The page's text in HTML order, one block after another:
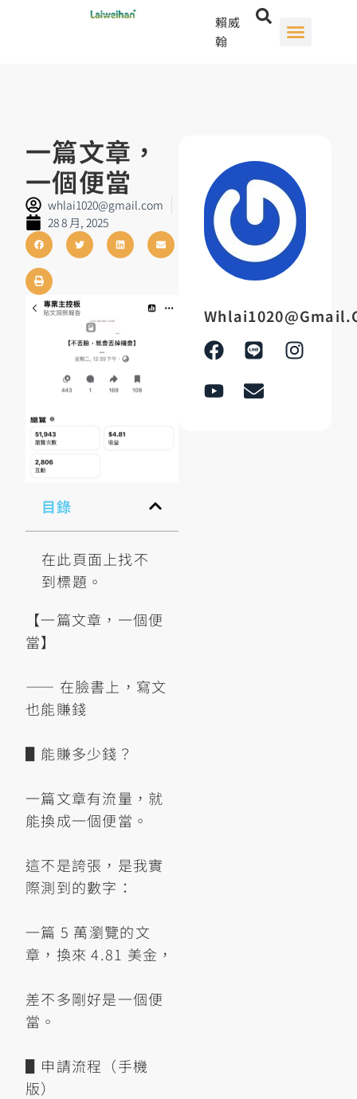
賴威
翰
一篇文章，
一個便當
whlai1020@gmail.com
28 8 月, 2025
目錄
在此頁面上找不
到標題。
【一篇文章，一個便
當】
—— 在臉書上，寫文
也能賺錢
▋能賺多少錢？
一篇文章有流量，就
能換成一個便當。
這不是誇張，是我實
際測到的數字：
一篇 5 萬瀏覽的文
章，換來 4.81 美金，
差不多剛好是一個便
當。
▋申請流程（手機
版）